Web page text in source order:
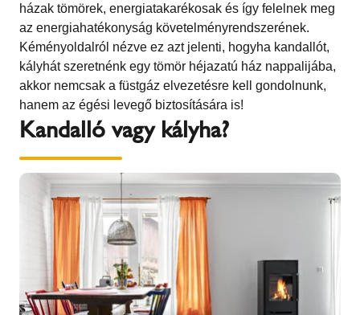
házak tömörek, energiatakarékosak és így felelnek meg
az energiahatékonyság követelményrendszerének.
Kéményoldalról nézve ez azt jelenti, hogyha kandallót,
kályhát szeretnénk egy tömör héjazatú ház nappalijába,
akkor nemcsak a füstgáz elvezetésre kell gondolnunk,
hanem az égési levegő biztosítására is!
Kandalló vagy kályha?